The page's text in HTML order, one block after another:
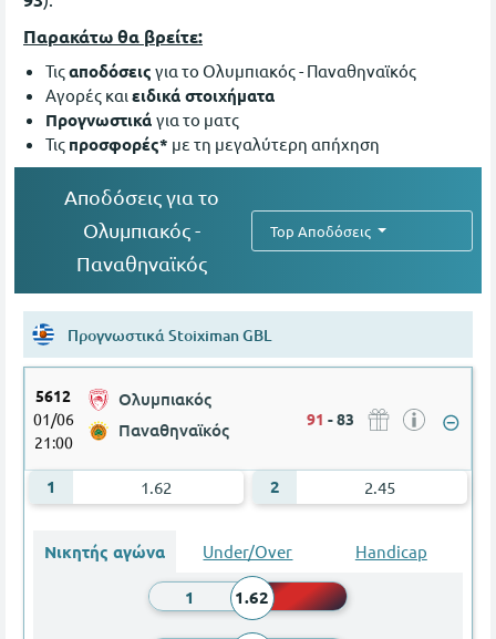
Παρακάτω θα βρείτε:
Τιςαποδόσεις για το Ολυμπιακός - Παναθηναϊκός
Αγορές και ειδικά στοιχήματα
Προγνωστικά για το ματς
Τις προσφορές* με τη μεγαλύτερη απήχηση
Aποδόσεις για το
Ολυμπιακός -
Παναθηναϊκός
Top Αποδόσεις
Προγνωστικά Stoiximan GBL
5612
01/06
21:00
Ολυμπιακός
Παναθηναϊκός
91 -83
1.62 2.45
Νικητής αγώνα Under/Over Handicap
1 1.62